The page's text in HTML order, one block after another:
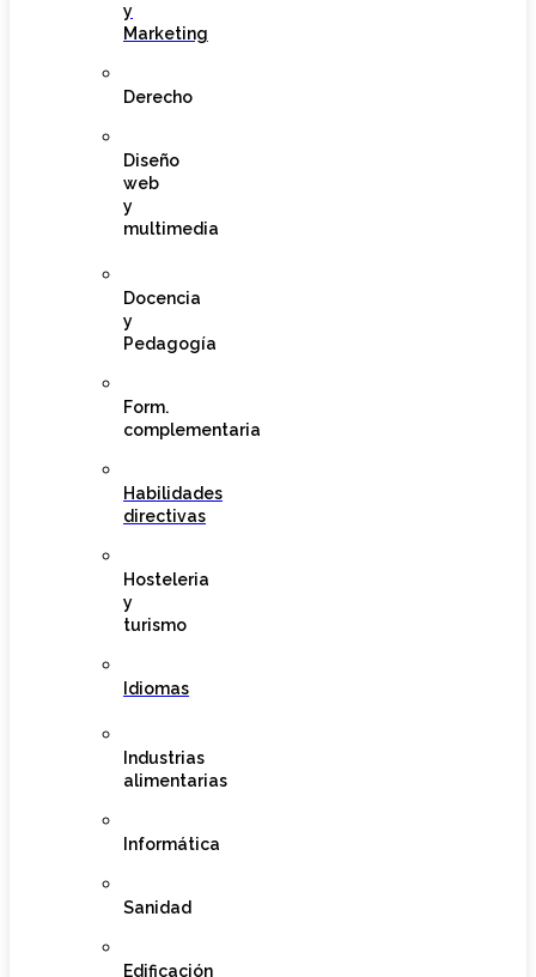
y
Marketing
Derecho
Diseño
web
y
multimedia
Docencia
y
Pedagogía
Form.
complementaria
Habilidades
directivas
Hosteleria
y
turismo
Idiomas
Industrias
alimentarias
Informática
Sanidad
Edificación